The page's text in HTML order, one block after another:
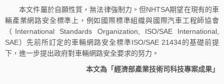
本文件屬於自願性質，無法律強制力。但NHTSA期望在現有的車
輛產業網路安全標準上，例如國際標準組織與國際汽車工程師協會
（International Standards Organization, ISO/SAE International,
SAE）先前所訂定的車輛網路安全標準ISO/SAE 21434的基礎前提
下，進一步提出政府對車輛網路安全要求的努力。
本文為「經濟部產業技術司科技專案成果」